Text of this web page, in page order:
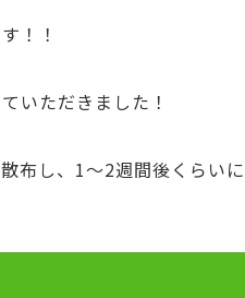
！！
いただきました！
布し、1〜2週間後くらい